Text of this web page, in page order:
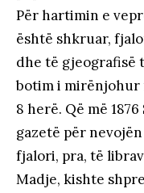
Për hartimin e
është shkruar,
dhe të gjeografisë
botim i mirënjohur
8 herë. Që më
gazetë për
fjalori, pra, të
Madje, kishte